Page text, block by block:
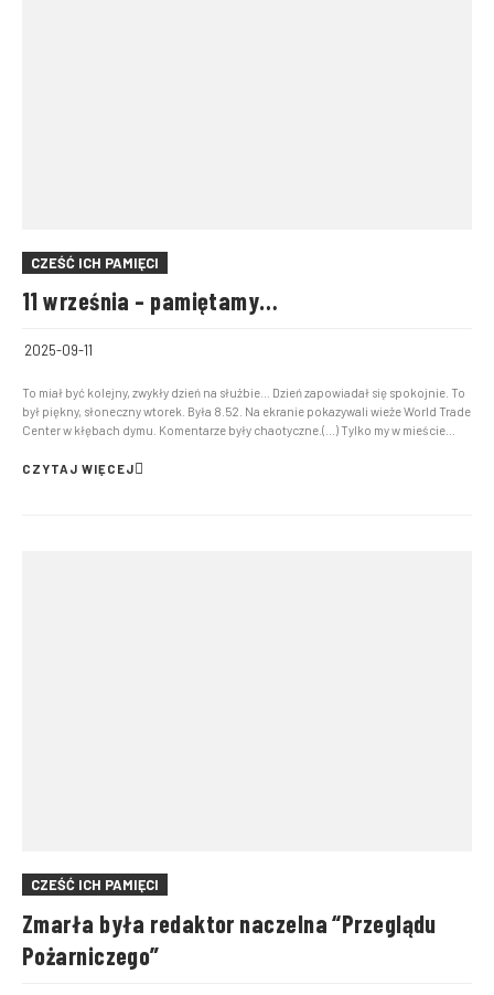
CZEŚĆ ICH PAMIĘCI
11 września – pamiętamy…
2025-09-11
To miał być kolejny, zwykły dzień na służbie… Dzień zapowiadał się spokojnie. To
był piękny, słoneczny wtorek. Była 8.52. Na ekranie pokazywali wieże World Trade
Center w kłębach dymu. Komentarze były chaotyczne.(…) Tylko my w mieście
benzyna, to tylko pi...
CZYTAJ WIĘCEJ
CZEŚĆ ICH PAMIĘCI
Zmarła była redaktor naczelna “Przeglądu
Pożarniczego”